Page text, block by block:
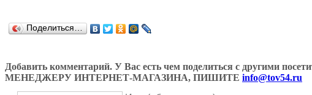
Поделиться…
Добавить комментарий. У Вас есть чем поделиться с другими
МЕНЕДЖЕРУ ИНТЕРНЕТ-МАГАЗИНА, ПИШИТЕ info@tov54.ru